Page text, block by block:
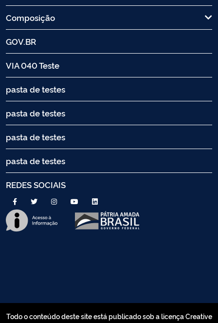
Composição
GOV.BR
VIA 040 Teste
pasta de testes
pasta de testes
pasta de testes
pasta de testes
REDES SOCIAIS
Todo o conteúdo deste site está publicado sob a licença Creative